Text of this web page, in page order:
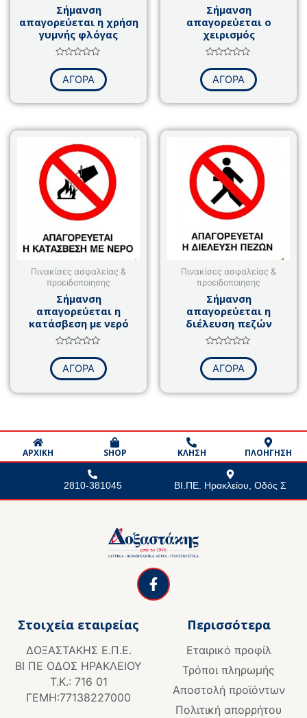
Σήμανση
απαγορεύεται η χρήση
γυμνής φλόγας
με
από
ΑΓΟΡΑ
Σήμανση
απαγορεύεται ο
χειρισμός
με
από
ΑΓΟΡΑ
Πινακίσες ασφαλείας &
προειδοποιησης
Σήμανση
απαγορεύεται η
κατάσβεση με νερό
με
από
ΑΓΟΡΑ
Πινακίσες ασφαλείας &
προειδοποιησης
Σήμανση
απαγορεύεται η
διέλευση πεζών
με
από
ΑΓΟΡΑ
ΑΡΧΙΚΗ SHOP ΚΛΗΣΗ ΠΛΟΗΓΗΣΗ
2810-381045 ΒΙ.ΠΕ. Ηρακλείου, Οδός Σ
F
a
c
Στοιχεία εταιρείας
ΔΟΞΑΣΤΑΚΗΣ Ε.Π.Ε.
ΒΙ ΠΕ ΟΔΟΣ ΗΡΑΚΛΕΙΟΥ
Τ.Κ.: 716 01
ΓΕΜΗ:77138227000
Περισσότερα
Εταιρικό προφίλ
Τρόποι πληρωμής
Αποστολή προϊόντων
Πολιτική απορρήτου